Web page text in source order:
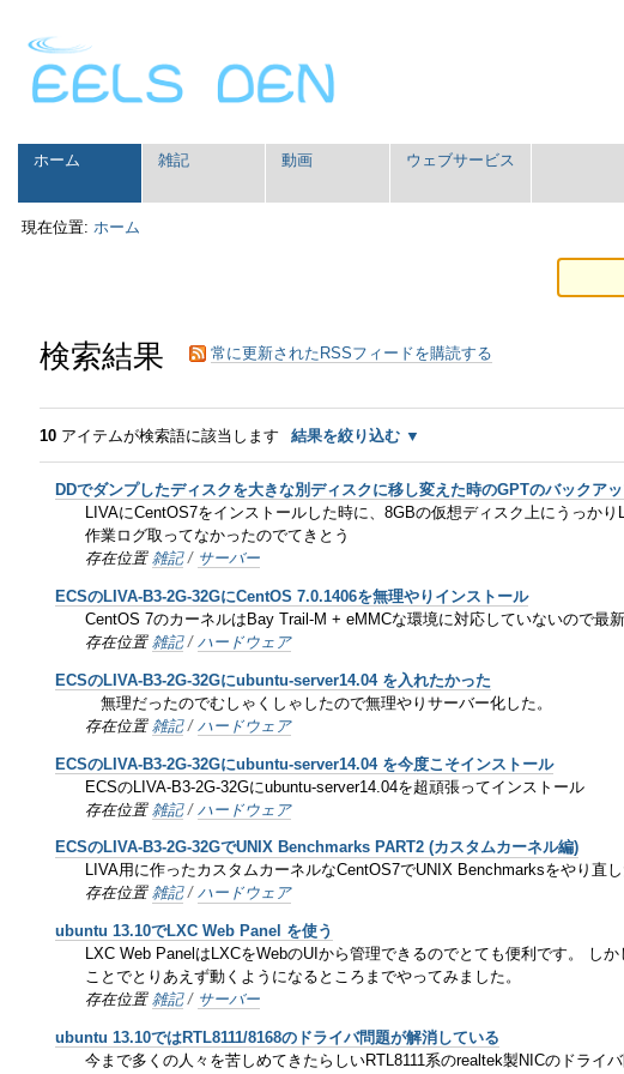
ン
ン
ツ
飛
|
ナ
ー
ナ
ル
ー
セ
シ
ョ
ホーム 雑記 動画 ウェブサービス
現在位置: ホーム
検索結果 常に更新されたRSSフィードを購読する
10 アイテムが検索語に該当します 結果を絞り込む
DDでダンプしたディスクを大きな別ディスクに移し変えた時のGPTのバックア
LIVAにCentOS7をインストールした時に、8GBの仮想ディスク上にうっか
作業ログ取ってなかったのでてきとう
存在位置 雑記 / サーバー
ECSのLIVA-B3-2G-32GにCentOS 7.0.1406を無理やりインストール
CentOS 7のカーネルはBay Trail-M + eMMCな環境に対応していないので
存在位置 雑記 / ハードウェア
ECSのLIVA-B3-2G-32Gにubuntu-server14.04 を入れたかった
無理だったのでむしゃくしゃしたので無理やりサーバー化した。
存在位置 雑記 / ハードウェア
ECSのLIVA-B3-2G-32Gにubuntu-server14.04 を今度こそインストール
ECSのLIVA-B3-2G-32Gにubuntu-server14.04を超頑張ってインストール
存在位置 雑記 / ハードウェア
ECSのLIVA-B3-2G-32GでUNIX Benchmarks PART2 (カスタムカーネル編)
LIVA用に作ったカスタムカーネルなCentOS7でUNIX Benchmarksをやり直
存在位置 雑記 /ハードウェア
ubuntu 13.10でLXC Web Panel を使う
LXC Web PanelはLXCをWebのUIから管理できるのでとても便利です。 し
ことでとりあえず動くようになるところまでやってみました。
存在位置 雑記 / サーバー
ubuntu 13.10ではRTL8111/8168のドライバ問題が解消している
今まで多くの人々を苦しめてきたらしいRTL8111系のrealtek製NICのドライ